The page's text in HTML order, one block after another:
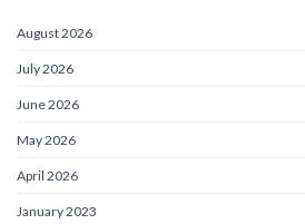
August 2026
July 2026
June 2026
May 2026
April 2026
January 2023